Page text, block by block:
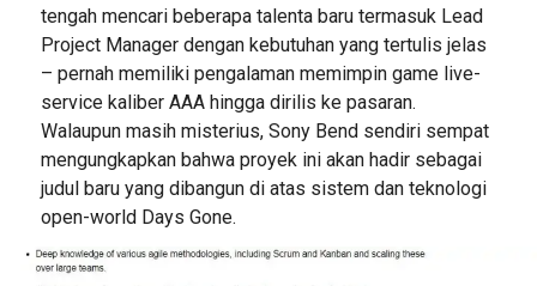
tengah mencari beberapa talenta baru termasuk Lead
Project Manager dengan kebutuhan yang tertulis jelas
– pernah memiliki pengalaman memimpin game live-
service kaliber AAA hingga dirilis ke pasaran.
Walaupun masih misterius, Sony Bend sendiri sempat
mengungkapkan bahwa proyek ini akan hadir sebagai
judul baru yang dibangun di atas sistem dan teknologi
open-world Days Gone.